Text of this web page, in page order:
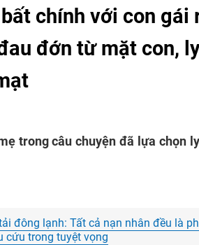
chính với con gái
đớn từ mặt con,
trong câu chuyện đã lựa chọn
đông lạnh: Tất cả nạn nhân đều là
cứu trong tuyệt vọng